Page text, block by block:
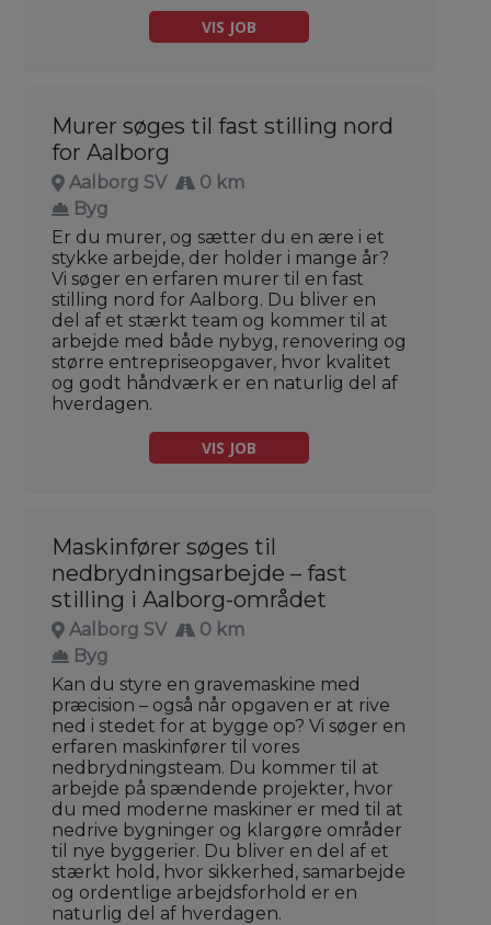
VIS JOB
Murer søges til fast stilling nord
for Aalborg
Aalborg SV
0 km
Byg
Er du murer, og sætter du en ære i et
stykke arbejde, der holder i mange år?
Vi søger en erfaren murer til en fast
stilling nord for Aalborg. Du bliver en
del af et stærkt team og kommer til at
arbejde med både nybyg, renovering og
større entrepriseopgaver, hvor kvalitet
og godt håndværk er en naturlig del af
hverdagen.
VIS JOB
Maskinfører søges til
nedbrydningsarbejde – fast
stilling i Aalborg-området
Aalborg SV
0 km
Byg
Kan du styre en gravemaskine med
præcision – også når opgaven er at rive
ned i stedet for at bygge op? Vi søger en
erfaren maskinfører til vores
nedbrydningsteam. Du kommer til at
arbejde på spændende projekter, hvor
du med moderne maskiner er med til at
nedrive bygninger og klargøre områder
til nye byggerier. Du bliver en del af et
stærkt hold, hvor sikkerhed, samarbejde
og ordentlige arbejdsforhold er en
naturlig del af hverdagen.